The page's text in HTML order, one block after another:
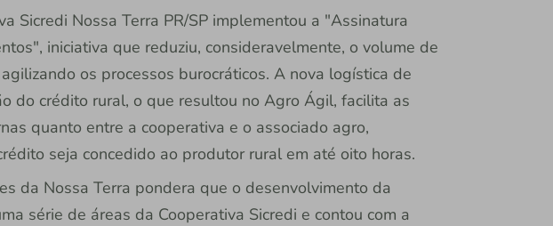
Sicredi Nossa Terra PR/SP implementou a "Assinatura
iniciativa que reduziu, consideravelmente, o volume de
os processos burocráticos. A nova logística de
do crédito rural, o que resultou no Agro Ágil, facilita as
quanto entre a cooperativa e o associado agro,
seja concedido ao produtor rural em até oito horas.
da Nossa Terra pondera que o desenvolvimento da
série de áreas da Cooperativa Sicredi e contou com a